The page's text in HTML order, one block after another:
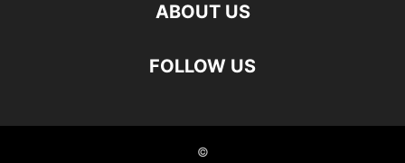
ABOUT US
FOLLOW US
©